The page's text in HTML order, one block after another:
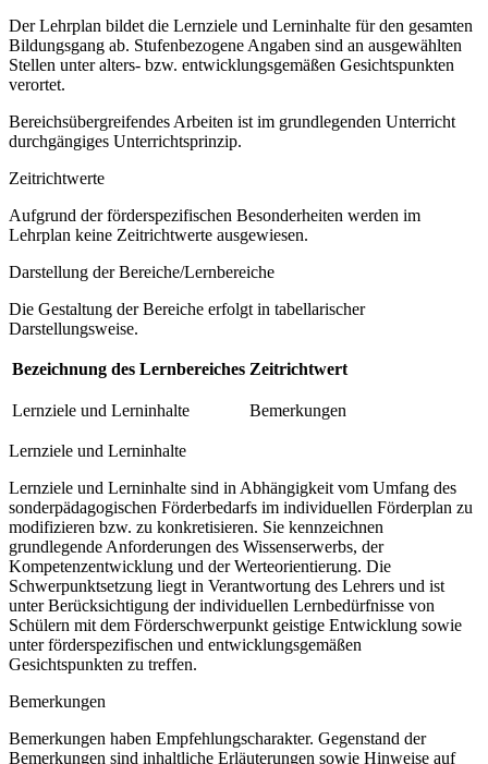
Der Lehrplan bildet die Lernziele und Lerninhalte für den gesamten
Bildungsgang ab. Stufenbezogene Angaben sind an ausgewählten
Stellen unter alters- bzw. entwicklungsgemäßen Gesichtspunkten
verortet.
Bereichsübergreifendes Arbeiten ist im grundlegenden Unterricht
durchgängiges Unterrichtsprinzip.
Zeitrichtwerte
Aufgrund der förderspezifischen Besonderheiten werden im
Lehrplan keine Zeitrichtwerte ausgewiesen.
Darstellung der Bereiche/Lernbereiche
Die Gestaltung der Bereiche erfolgt in tabellarischer
Darstellungsweise.
Bezeichnung des Lernbereiches Zeitrichtwert
Lernziele und Lerninhalte Bemerkungen
Lernziele und Lerninhalte
Lernziele und Lerninhalte sind in Abhängigkeit vom Umfang des
sonderpädagogischen Förderbedarfs im individuellen Förderplan zu
modifizieren bzw. zu konkretisieren. Sie kennzeichnen
grundlegende Anforderungen des Wissenserwerbs, der
Kompetenzentwicklung und der Werteorientierung. Die
Schwerpunktsetzung liegt in Verantwortung des Lehrers und ist
unter Berücksichtigung der individuellen Lernbedürfnisse von
Schülern mit dem Förderschwerpunkt geistige Entwicklung sowie
unter förderspezifischen und entwicklungsgemäßen
Gesichtspunkten zu treffen.
Bemerkungen
Bemerkungen haben Empfehlungscharakter. Gegenstand der
Bemerkungen sind inhaltliche Erläuterungen sowie Hinweise auf